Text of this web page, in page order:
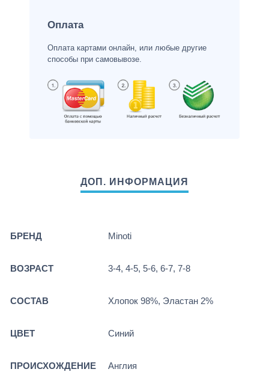
Оплата
Оплата картами онлайн, или любые другие
способы при самовывозе.
БРЕНД Minoti
ВОЗРАСТ 3-4, 4-5, 5-6, 6-7, 7-8
СОСТАВ Хлопок 98%, Эластан 2%
ЦВЕТ Синий
ПРОИСХОЖДЕНИЕ Англия